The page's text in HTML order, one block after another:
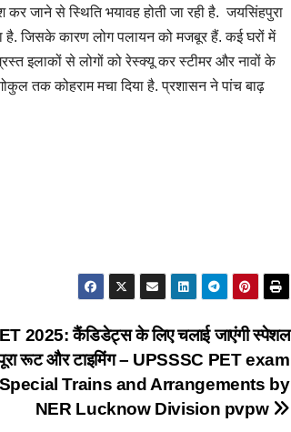
जाने से स्थिति भयावह होती जा रही है. जयसिंहपुरा
है. जिसके कारण लोग पलायन को मजबूर हैं. कई घरों में
इलाकों से लोगों को रेस्क्यू कर स्टीमर और नावों के
तक कोहराम मचा दिया है. प्रशासन ने पांच बाढ़
2025: कैंडिडेट्स के लिए चलाई जाएंगी स्पेशल
रूट और टाइमिंग – UPSSSC PET exam
Trains and Arrangements by
NER Lucknow Division pvpw